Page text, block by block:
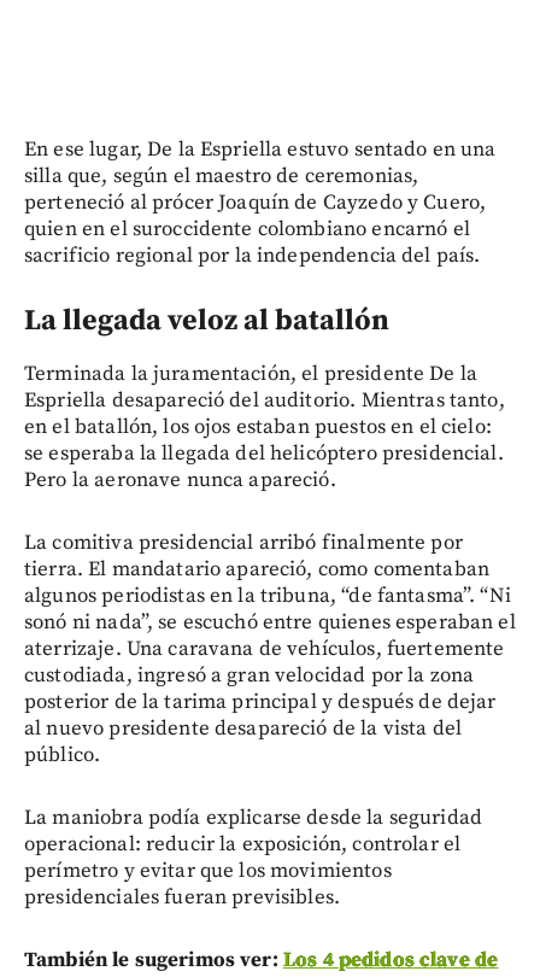
En ese lugar, De la Espriella estuvo sentado en una
silla que, según el maestro de ceremonias,
perteneció al prócer Joaquín de Cayzedo y Cuero,
quien en el suroccidente colombiano encarnó el
sacrificio regional por la independencia del país.
La llegada veloz al batallón
Terminada la juramentación, el presidente De la
Espriella desapareció del auditorio. Mientras tanto,
en el batallón, los ojos estaban puestos en el cielo:
se esperaba la llegada del helicóptero presidencial.
Pero la aeronave nunca apareció.
La comitiva presidencial arribó finalmente por
tierra. El mandatario apareció, como comentaban
algunos periodistas en la tribuna, “de fantasma”. “Ni
sonó ni nada”, se escuchó entre quienes esperaban el
aterrizaje. Una caravana de vehículos, fuertemente
custodiada, ingresó a gran velocidad por la zona
posterior de la tarima principal y después de dejar
al nuevo presidente desapareció de la vista del
público.
La maniobra podía explicarse desde la seguridad
operacional: reducir la exposición, controlar el
perímetro y evitar que los movimientos
presidenciales fueran previsibles.
También le sugerimos ver: Los 4 pedidos clave de